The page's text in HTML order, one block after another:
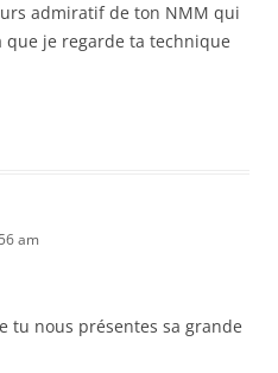
admiratif de ton NMM qui
je regarde ta technique
am
tu nous présentes sa grande